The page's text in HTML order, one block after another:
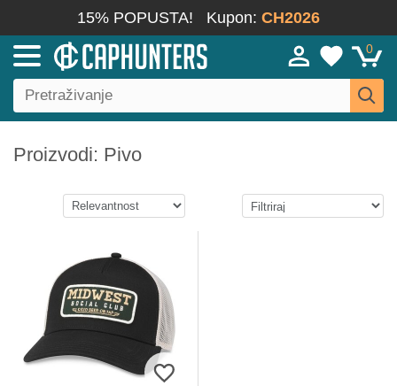
15% POPUSTA! Kupon: CH2026
0
Proizvodi: Pivo